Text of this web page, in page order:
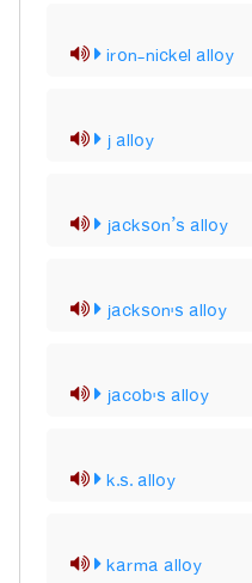
iron-nickel alloy
j alloy
jackson’s alloy
jackson's alloy
jacob's alloy
k.s. alloy
karma alloy